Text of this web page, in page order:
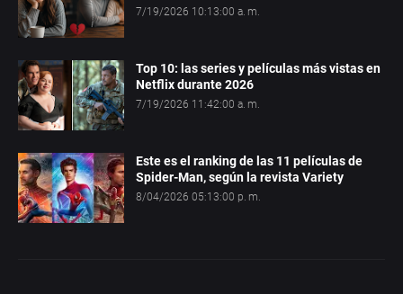
7/19/2026 10:13:00 a. m.
Top 10: las series y películas más vistas en
Netflix durante 2026
7/19/2026 11:42:00 a. m.
Este es el ranking de las 11 películas de
Spider-Man, según la revista Variety
8/04/2026 05:13:00 p. m.